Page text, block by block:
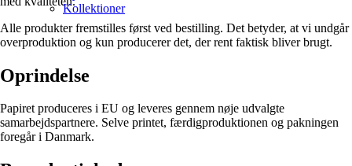
Kollektioner
Alle produkter fremstilles først ved bestilling. Det betyder, at vi undgår
overproduktion og kun producerer det, der rent faktisk bliver brugt.
Oprindelse
Papiret produceres i EU og leveres gennem nøje udvalgte
samarbejdspartnere. Selve printet, færdigproduktionen og pakningen
foregår i Danmark.